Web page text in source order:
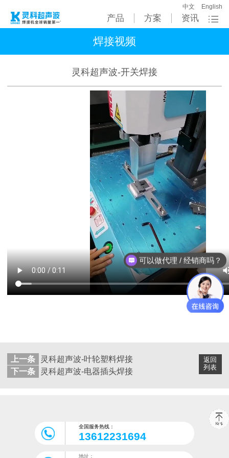
产品 方案 资讯
中文 English
焊接视频
灵科超声波-开关焊接
返回
列表
上一条
灵科超声波-叶轮塑料焊接
下一条
灵科超声波-电器插头焊接
全国服务热线：
13612231694
地址：
可以做代理 / 经销商吗？